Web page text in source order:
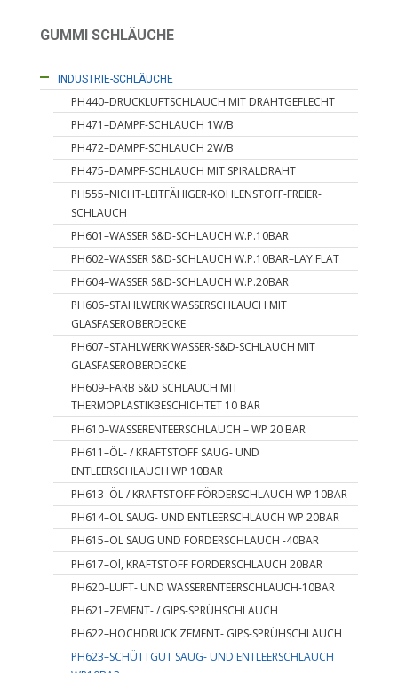
GUMMI SCHLÄUCHE
INDUSTRIE-SCHLÄUCHE
PH440–DRUCKLUFTSCHLAUCH MIT DRAHTGEFLECHT
PH471–DAMPF-SCHLAUCH 1W/B
PH472–DAMPF-SCHLAUCH 2W/B
PH475–DAMPF-SCHLAUCH MIT SPIRALDRAHT
PH555–NICHT-LEITFÄHIGER-KOHLENSTOFF-FREIER-
SCHLAUCH
PH601–WASSER S&D-SCHLAUCH W.P.10BAR
PH602–WASSER S&D-SCHLAUCH W.P.10BAR–LAY FLAT
PH604–WASSER S&D-SCHLAUCH W.P.20BAR
PH606–STAHLWERK WASSERSCHLAUCH MIT
GLASFASEROBERDECKE
PH607–STAHLWERK WASSER-S&D-SCHLAUCH MIT
GLASFASEROBERDECKE
PH609–FARB S&D SCHLAUCH MIT
THERMOPLASTIKBESCHICHTET 10 BAR
PH610–WASSERENTEERSCHLAUCH – WP 20 BAR
PH611–ÖL- / KRAFTSTOFF SAUG- UND
ENTLEERSCHLAUCH WP 10BAR
PH613–ÖL / KRAFTSTOFF FÖRDERSCHLAUCH WP 10BAR
PH614–ÖL SAUG- UND ENTLEERSCHLAUCH WP 20BAR
PH615–ÖL SAUG UND FÖRDERSCHLAUCH -40BAR
PH617–Öl, KRAFTSTOFF FÖRDERSCHLAUCH 20BAR
PH620–LUFT- UND WASSERENTEERSCHLAUCH-10BAR
PH621–ZEMENT- / GIPS-SPRÜHSCHLAUCH
PH622–HOCHDRUCK ZEMENT- GIPS-SPRÜHSCHLAUCH
PH623–SCHÜTTGUT SAUG- UND ENTLEERSCHLAUCH